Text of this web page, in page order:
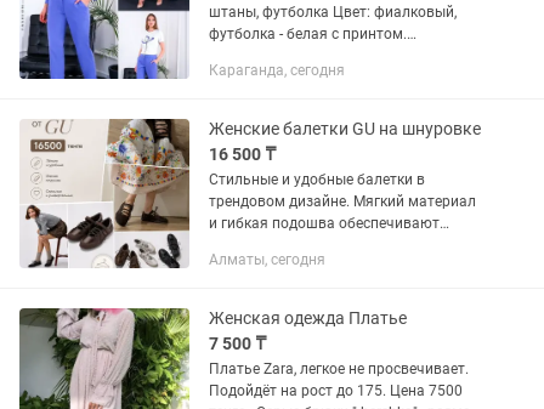
штаны, футболка Цвет: фиалковый,
футболка - белая с принтом.
36/38/40/42 Ткань: котон 94 %, эластан
Караганда, сегодня
Женские балетки GU на шнуровке
16 500 ₸
Стильные и удобные балетки в
трендовом дизайне. Мягкий материал
и гибкая подошва обеспечивают
шнуровка позволяет идеально
и...
Алматы, сегодня
Женская одежда Платье
7 500 ₸
Платье Zara, легкое не просвечивает.
Подойдёт на рост до 175. Цена 7500